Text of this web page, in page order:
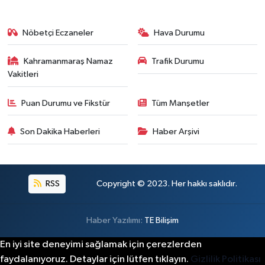
Nöbetçi Eczaneler Hava Durumu
Kahramanmaraş Namaz
Vakitleri
Trafik Durumu
Puan Durumu ve Fikstür Tüm Manşetler
Son Dakika Haberleri Haber Arşivi
RSS Copyright © 2023. Her hakkı saklıdır.
Haber Yazılımı: TE Bilişim
En iyi site deneyimi sağlamak için çerezlerden
faydalanıyoruz. Detaylar için lütfen tıklayın. Gizlilik Politikası